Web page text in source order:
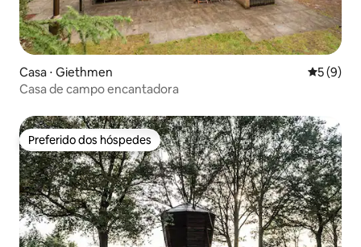
Casa ⋅ Giethmen 5 de
5 (9)
Casa de campo encantadora
Preferido dos hóspedes
Preferido dos hóspedes